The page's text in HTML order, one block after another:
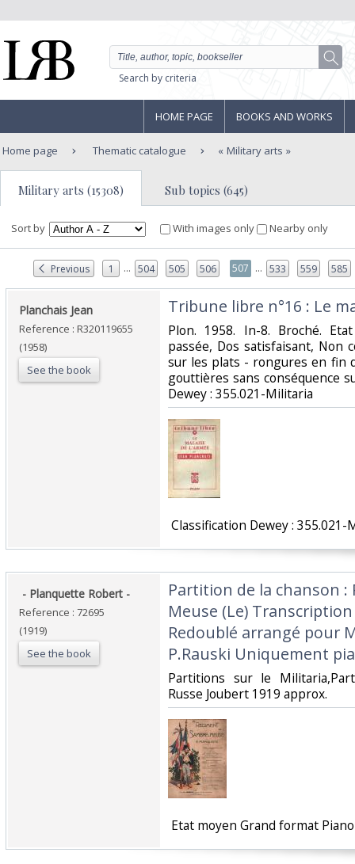
Search by criteria
HOME PAGE BOOKS AND WORKS
Home page Thematic catalogue Military arts
Military arts (15308) Sub topics (645)
Sort by With images only Nearby only
Previous 1 ... 504 505 506 507 ... 533 559 585
‎Planchais Jean‎
Reference : R320119655
(1958)
See the book
‎Tribune libre n°16 : Le
‎Plon. 1958. In-8. Broché.
passée, Dos satisfaisant, Non
sur les plats - rongures en fin
gouttières sans conséquence
Dewey : 355.021-Militaria‎
Classification Dewey : 355.021-
‎ - Planquette Robert - ‎
Reference : 72695
(1919)
See the book
‎Partition de la chanson :
Meuse (Le)
Redoublé arrangé pour
P.Rauski Uniquement
‎Partitions sur le
Russe Joubert 1919 approx.‎
Etat moyen Grand format